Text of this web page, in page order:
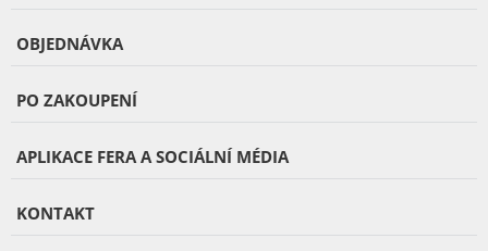
OBJEDNÁVKA
PO ZAKOUPENÍ
APLIKACE FERA A SOCIÁLNÍ MÉDIA
KONTAKT